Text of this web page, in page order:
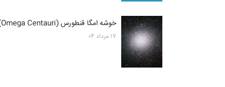
خوشه امگا قنطورس (Omega Centauri)
۱۷ مرداد ۰۴